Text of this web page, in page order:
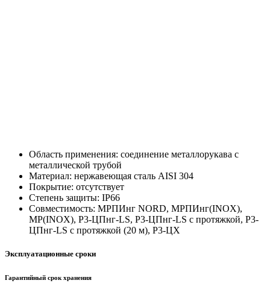
Область применения: соединение металлорукава с
металлической трубой
Материал: нержавеющая сталь AISI 304
Покрытие: отсутствует
Степень защиты: IP66
Совместимость: МРПИнг NORD, МРПИнг(INOX),
МР(INOX), Р3-ЦПнг-LS, Р3-ЦПнг-LS с протяжкой, Р3-
ЦПнг-LS с протяжкой (20 м), Р3-ЦХ
Эксплуатационные сроки
Гарантийный срок хранения